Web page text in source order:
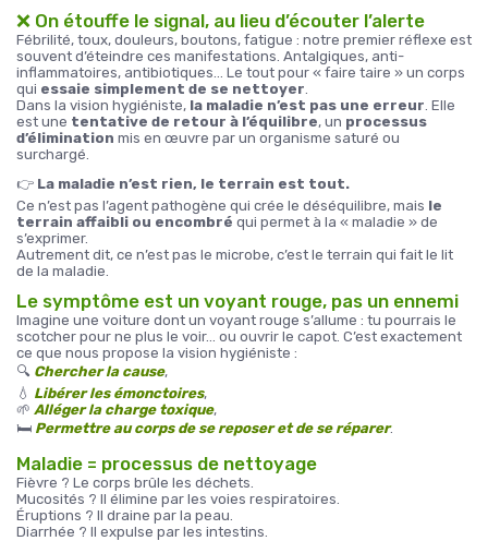
❌ On étouffe le signal, au lieu d’écouter l’alerte
Fébrilité, toux, douleurs, boutons, fatigue : notre premier réflexe est
souvent d’éteindre ces manifestations. Antalgiques, anti-
inflammatoires, antibiotiques… Le tout pour « faire taire » un corps
qui essaie simplement de se nettoyer.
Dans la vision hygiéniste, la maladie n’est pas une erreur. Elle
est une tentative de retour à l’équilibre, un processus
d’élimination mis en œuvre par un organisme saturé ou
surchargé.
👉 La maladie n’est rien, le terrain est tout.
Ce n’est pas l’agent pathogène qui crée le déséquilibre, mais le
terrain affaibli ou encombré qui permet à la « maladie » de
s’exprimer.
Autrement dit, ce n’est pas le microbe, c’est le terrain qui fait le lit
de la maladie.
Le symptôme est un voyant rouge, pas un ennemi
Imagine une voiture dont un voyant rouge s’allume : tu pourrais le
scotcher pour ne plus le voir… ou ouvrir le capot. C’est exactement
ce que nous propose la vision hygiéniste :
🔍 Chercher la cause,
💧 Libérer les émonctoires,
🌱 Alléger la charge toxique,
🛏️ Permettre au corps de se reposer et de se réparer.
Maladie = processus de nettoyage
Fièvre ? Le corps brûle les déchets.
Mucosités ? Il élimine par les voies respiratoires.
Éruptions ? Il draine par la peau.
Diarrhée ? Il expulse par les intestins.